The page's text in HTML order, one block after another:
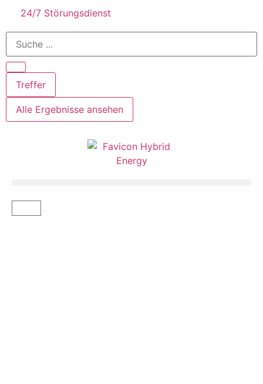
24/7 Störungsdienst
Treffer
Alle Ergebnisse ansehen